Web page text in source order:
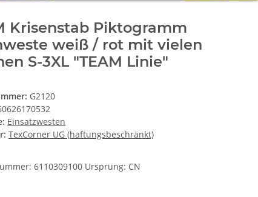
Krisenstab Piktogramm
weiß / rot mit vielen
S-3XL "TEAM Linie"
G2120
Einsatzwesten
TexCorner UG (haftungsbeschränkt)
6110309100 Ursprung: CN